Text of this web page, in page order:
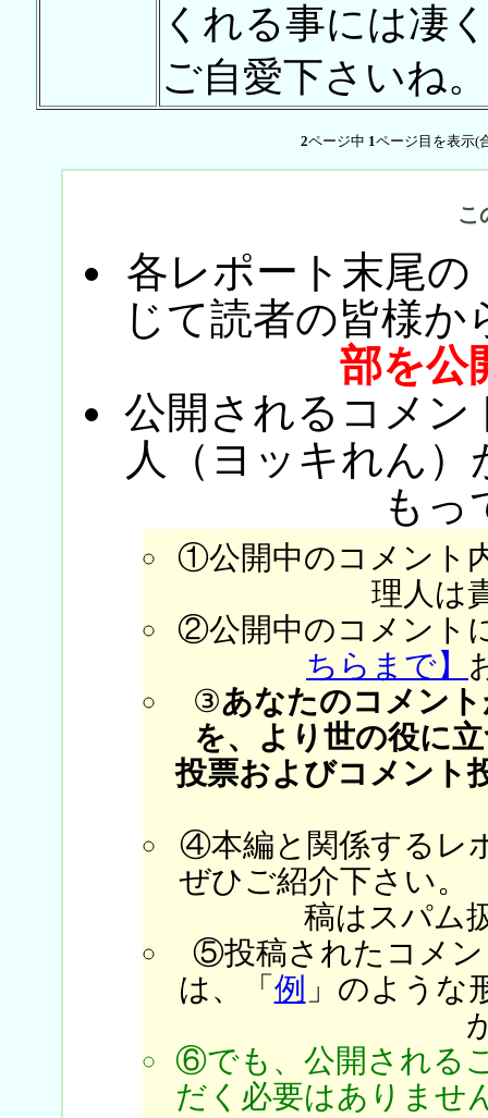
くれる事には凄
ご自愛下さいね。
2ページ中 1ページ目を表示(
こ
各レポート末尾の
じて読者の皆様か
部を公
公開されるコメン
人（ヨッキれん
もっ
①公開中のコメント
理人は
②公開中のコメント
ちらまで】
③あなたのコメン
を、より世の役に
投票およびコメント
④本編と関係するレ
ぜひご紹介下さい。
稿はスパム
⑤投稿されたコメン
は、「 例 」のような
⑥でも、公開される
だく必要はありませ